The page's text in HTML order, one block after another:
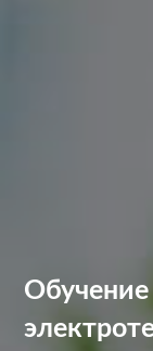
Обучение